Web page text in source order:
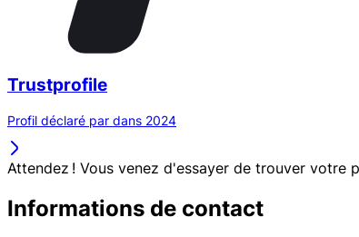
Trustprofile
Profil déclaré par dans 2024
Attendez ! Vous venez d'essayer de trouver votre
Informations de contact